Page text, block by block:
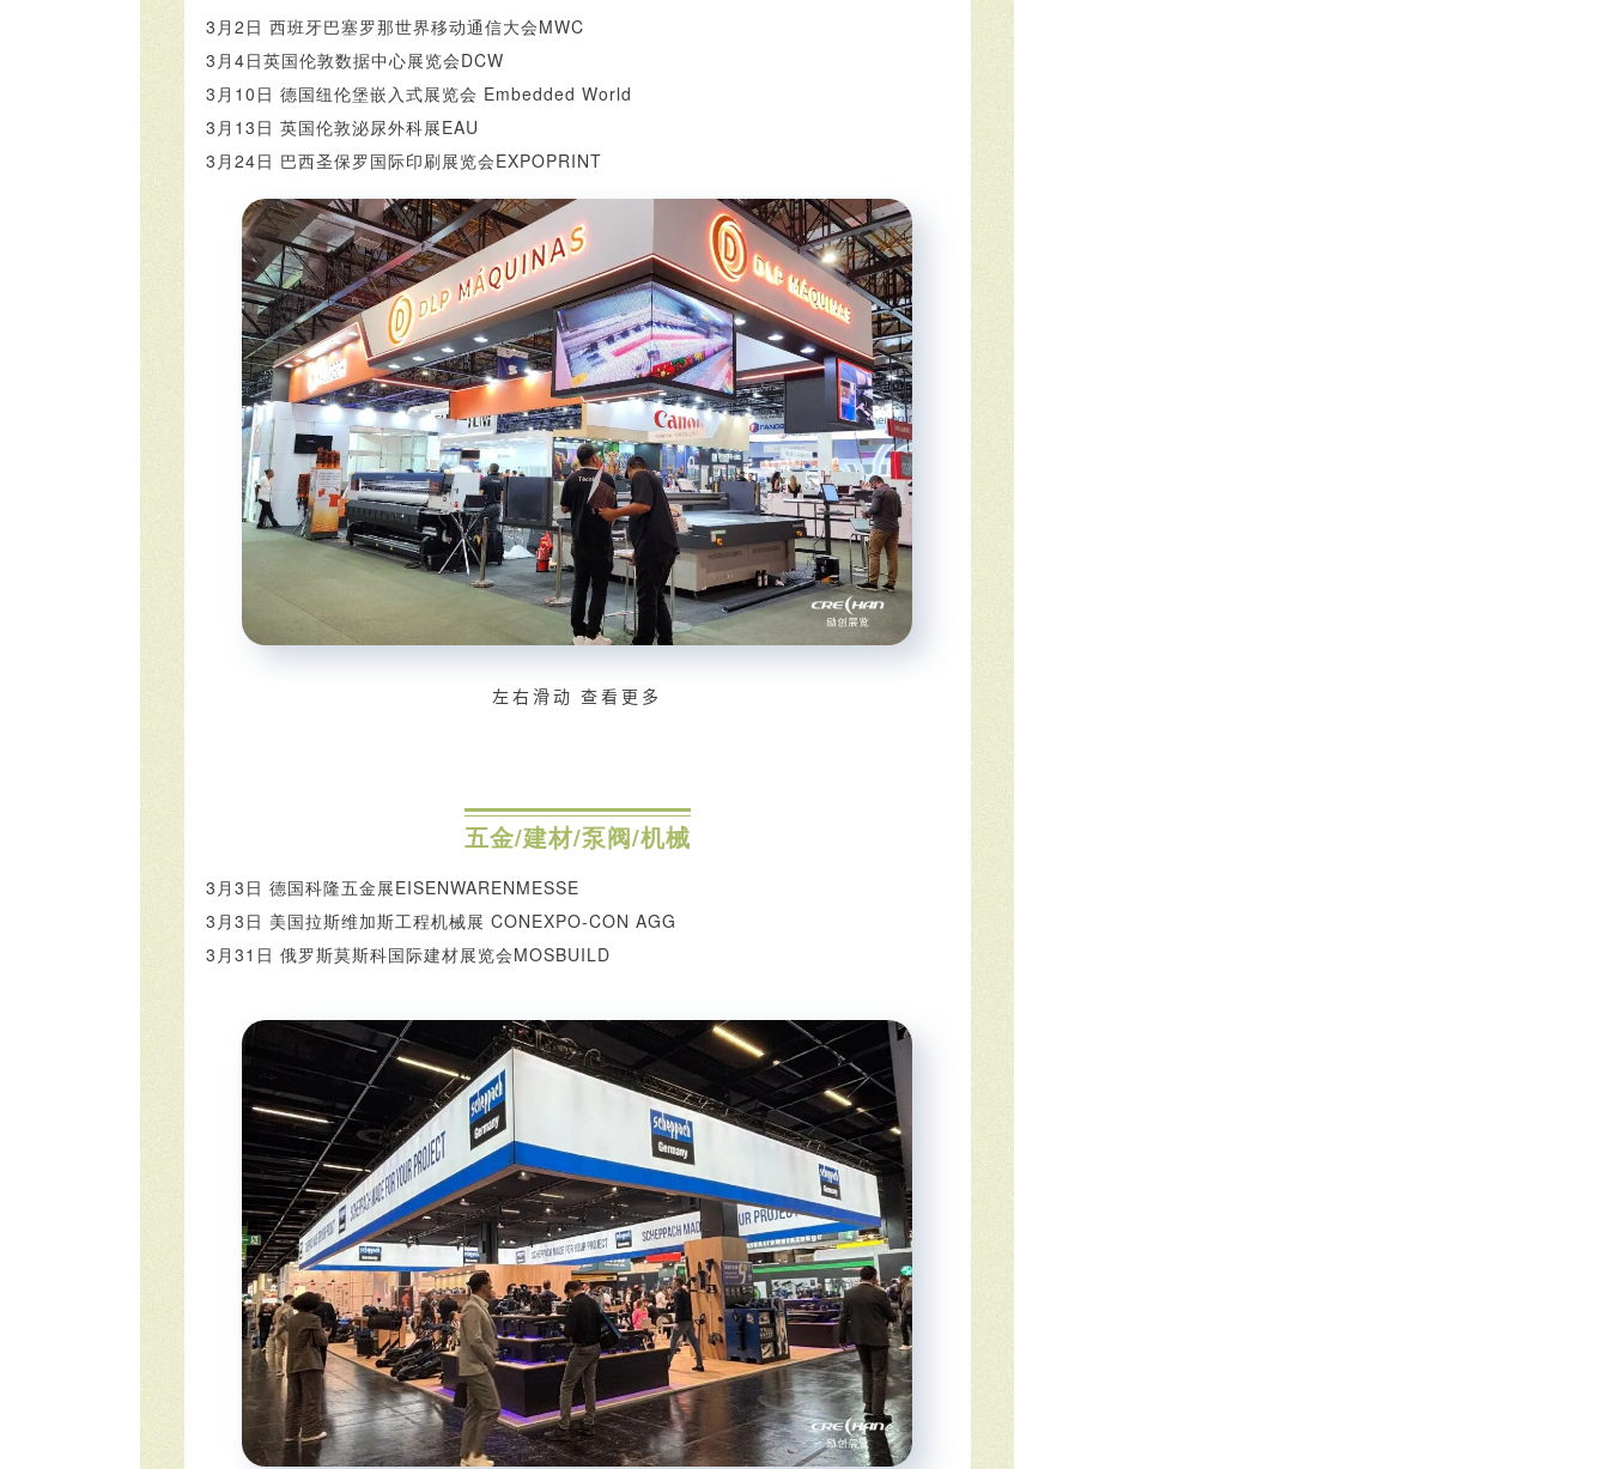
3月2日 西班牙巴塞罗那世界移动通信大会MWC
3月4日英国伦敦数据中心展览会DCW
3月10日 德国纽伦堡嵌入式展览会 Embedded World
3月13日 英国伦敦泌尿外科展EAU
3月24日 巴西圣保罗国际印刷展览会EXPOPRINT
左右滑动 查看更多
五金/建材/泵阀/机械
3月3日 德国科隆五金展EISENWARENMESSE
3月3日 美国拉斯维加斯工程机械展 CONEXPO-CON AGG
3月31日 俄罗斯莫斯科国际建材展览会MOSBUILD